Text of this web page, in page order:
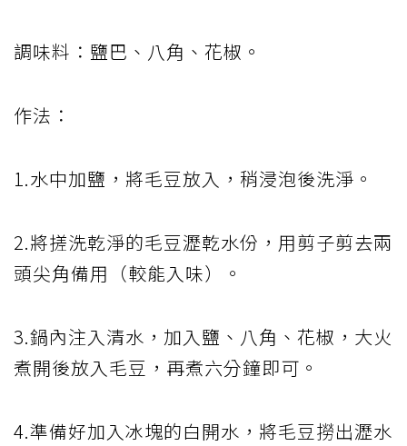
調味料：鹽巴、八角、花椒。
作法：
1.水中加鹽，將毛豆放入，稍浸泡後洗淨。
2.將搓洗乾淨的毛豆瀝乾水份，用剪子剪去兩
頭尖角備用（較能入味）。
3.鍋內注入清水，加入鹽、八角、花椒，大火
煮開後放入毛豆，再煮六分鐘即可。
4.準備好加入冰塊的白開水，將毛豆撈出瀝水